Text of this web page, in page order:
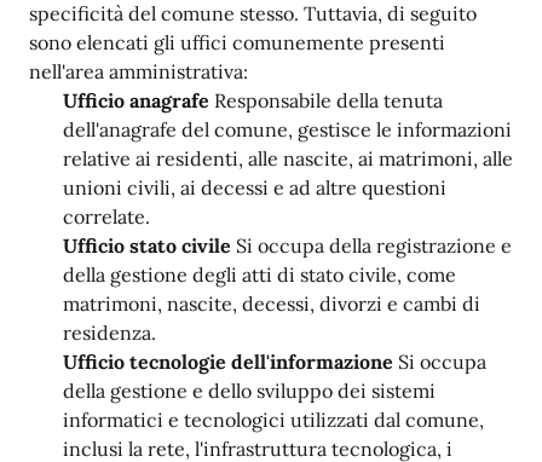
specificità del comune stesso. Tuttavia, di seguito
sono elencati gli uffici comunemente presenti
nell'area amministrativa:
Ufficio anagrafe Responsabile della tenuta
dell'anagrafe del comune, gestisce le informazioni
relative ai residenti, alle nascite, ai matrimoni, alle
unioni civili, ai decessi e ad altre questioni
correlate.
Ufficio stato civile Si occupa della registrazione e
della gestione degli atti di stato civile, come
matrimoni, nascite, decessi, divorzi e cambi di
residenza.
Ufficio tecnologie dell'informazione Si occupa
della gestione e dello sviluppo dei sistemi
informatici e tecnologici utilizzati dal comune,
inclusi la rete, l'infrastruttura tecnologica, i